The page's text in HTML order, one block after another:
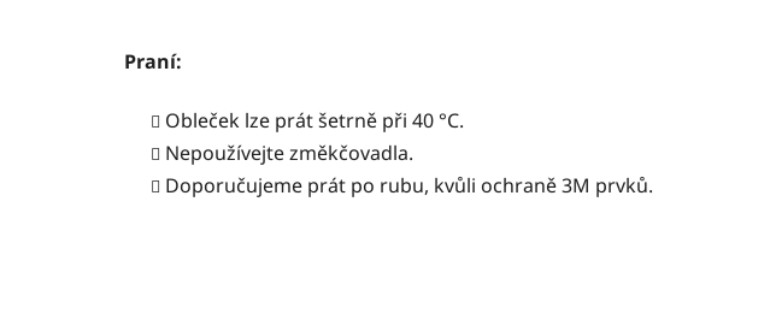
Praní:
Obleček lze prát šetrně při 40 °C.
Nepoužívejtezměkčovadla.
Doporučujeme prát po rubu, kvůli ochraně 3M prvků.